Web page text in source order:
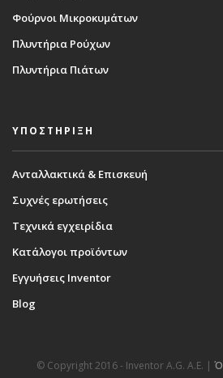
Φούρνοι Μικροκυμάτων
Πλυντήρια Ρούχων
Πλυντήρια Πιάτων
ΥΠΟΣΤΗΡΙΞΗ
Ανταλλακτικά & Επισκευή
Συχνές ερωτήσεις
Τεχνικά εγχειρίδια
Κατάλογοι προϊόντων
Εγγυήσεις Inventor
Blog
© Copyright 2016 - Inventor A.G. Α.Ε. |